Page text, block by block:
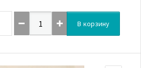
В корзину